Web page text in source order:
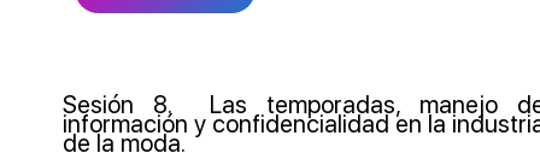
Sesión 8. Las temporadas, manejo
información y confidencialidad en la
de la moda.